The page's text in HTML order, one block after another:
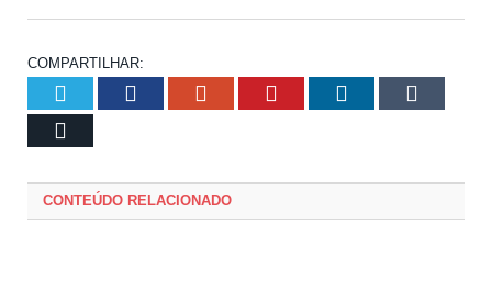
COMPARTILHAR:
Twitter Facebook Google+ Pinterest LinkedIn
CONTEÚDO RELACIONADO